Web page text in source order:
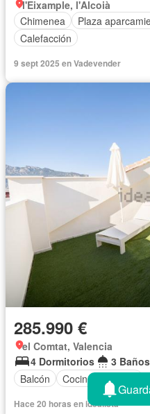
l'Eixample, l'Alcoià
Chimenea
Plaza
Calefacción
9 sept 2025 en Vadevender
285.990 €
el Comtat, Valencia
4 Dormitorios
3 Baños
Balcón
Cocina equipada
Hace 20 horas en idealista